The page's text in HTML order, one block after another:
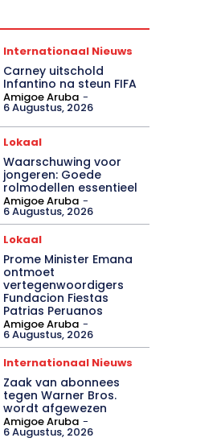
Internationaal Nieuws
Carney uitschold
Infantino na steun FIFA
Amigoe Aruba -
6 Augustus, 2026
Lokaal
Waarschuwing voor
jongeren: Goede
rolmodellen essentieel
Amigoe Aruba -
6 Augustus, 2026
Lokaal
Prome Minister Emana
ontmoet
vertegenwoordigers
Fundacion Fiestas
Patrias Peruanos
Amigoe Aruba -
6 Augustus, 2026
Internationaal Nieuws
Zaak van abonnees
tegen Warner Bros.
wordt afgewezen
Amigoe Aruba -
6 Augustus, 2026